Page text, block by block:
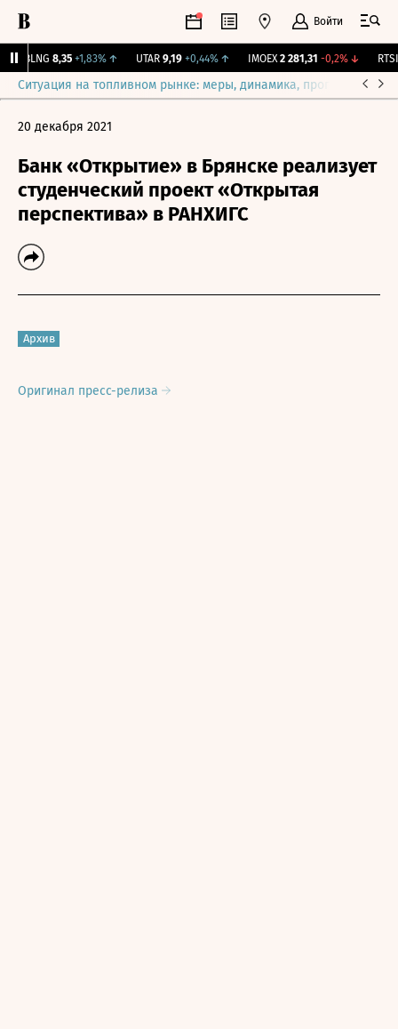
Войти
BLNG 8,35 +1,83%↑ UTAR 9,19 +0,44%↑ IMOEX 2 281,31 -0,2%↓ RTSI
Ситуация на топливном рынке: меры, динамика, прогнозы
20 декабря 2021
Банк «Открытие» в Брянске реализует
студенческий проект «Открытая
перспектива» в РАНХИГС
Архив
Оригинал пресс-релиза